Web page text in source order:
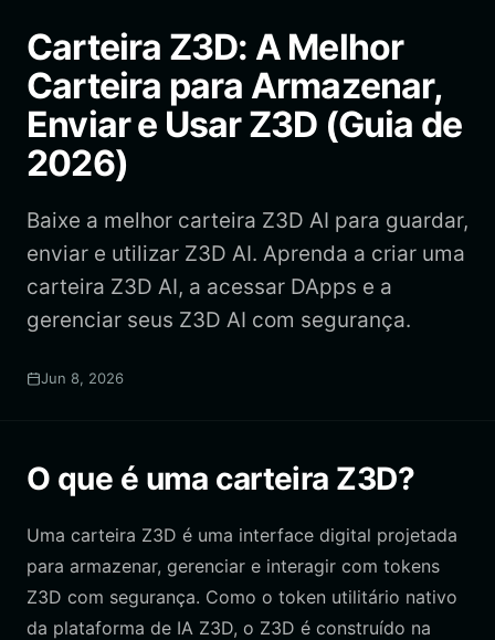
Bahasa Indonesia
ภาษาไทย
हिन्दी
Español
Português (Brasil)
Carteira Z3D: A Melhor
Carteira para Armazenar,
Enviar e Usar Z3D (Guia de
2026)
Baixe a melhor carteira Z3D AI para guardar,
enviar e utilizar Z3D AI. Aprenda a criar uma
carteira Z3D AI, a acessar DApps e a
gerenciar seus Z3D AI com segurança.
Jun 8, 2026
O que é uma carteira Z3D?
Uma carteira Z3D é uma interface digital projetada
para armazenar, gerenciar e interagir com tokens
Z3D com segurança. Como o token utilitário nativo
da plataforma de IA Z3D, o Z3D é construído na